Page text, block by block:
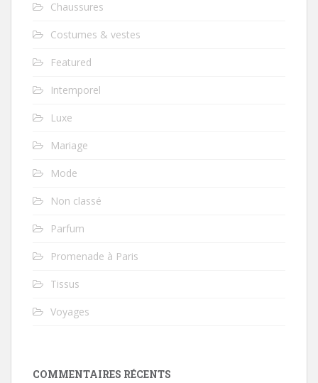
Chaussures
Costumes & vestes
Featured
Intemporel
Luxe
Mariage
Mode
Non classé
Parfum
Promenade à Paris
Tissus
Voyages
COMMENTAIRES RÉCENTS